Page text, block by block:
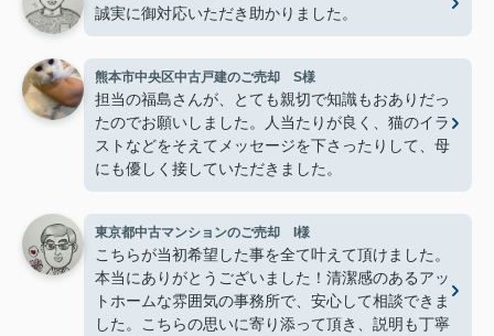
誠実に御対応いただき助かりました。
熊本市中央区中古戸建のご売却 S様
担当の福島さんが、とても親切で知識もおありだっ
たのでお願いしました。人当たりが良く、猫のイラ
ストなどをそえてメッセージを下さったりして、母
にも優しく接していただきました。
東京都中古マンションのご売却 I様
こちらが当初希望した事を全て叶えて頂けました。
本当にありがとうございました！清潔感のあるアッ
トホームな雰囲気の事務所で、安心して相談できま
した。こちらの思いに寄り添って頂き、説明も丁寧